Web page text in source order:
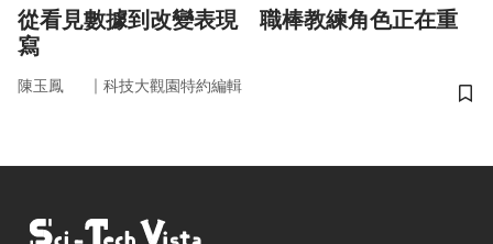
從看見數據到改變表現 職棒教練角色正在重
寫
陳玉鳳 ｜ 科技大觀園特約編輯
儲